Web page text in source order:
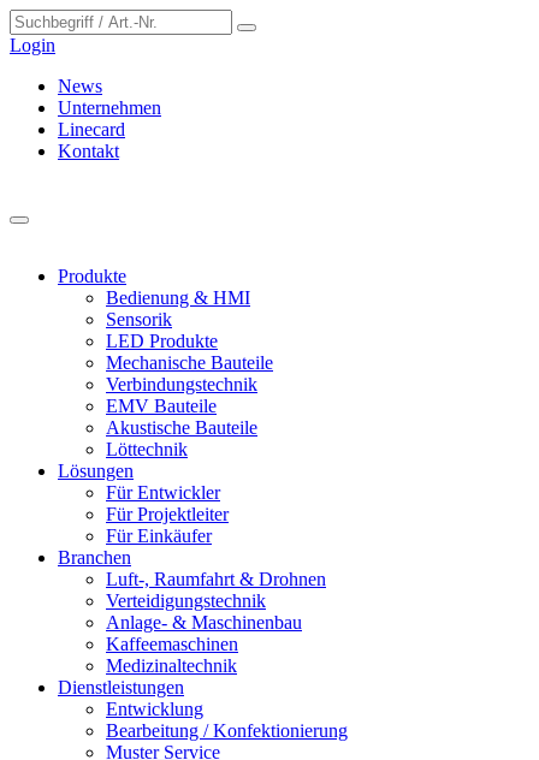
Login
News
Unternehmen
Linecard
Kontakt
Produkte
Bedienung & HMI
Sensorik
LED Produkte
Mechanische Bauteile
Verbindungstechnik
EMV Bauteile
Akustische Bauteile
Löttechnik
Lösungen
Für Entwickler
Für Projektleiter
Für Einkäufer
Branchen
Luft-, Raumfahrt & Drohnen
Verteidigungstechnik
Anlage- & Maschinenbau
Kaffeemaschinen
Medizinaltechnik
Dienstleistungen
Entwicklung
Bearbeitung / Konfektionierung
Muster Service
Cookie-Einstellungen